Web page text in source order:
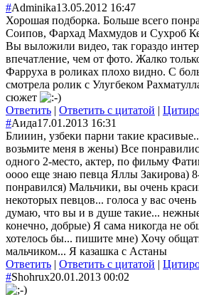
#Adminika13.05.2012 16:47
Хорошая подборка. Больше всего
Соипов, Фархад Махмудов и Сухроб
Вы выложили видео, так гораздо
впечатление, чем от фото. Жалко
Фарруха в роликах плохо видно. С
смотрела ролик с Улугбеком
сюжет
Ответить | Ответить с цитатой |
#Аида17.01.2013 16:31
Блииин, узбеки парни такие
возьмите меня в жены) Все
одного 2-место, актер, по фильму
оооо еще знаю певца Яллы Закирова)
понравился) Мальчики, вы очень
некоторых певцов... голоса у вас
думаю, что вы и в душе такие...
конечно, добрые) Я сама никогда не
хотелось бы... пишите мне) Хочу
мальчиком... Я казашка с Астаны
Ответить | Ответить с цитатой |
#Shohrux20.01.2013 00:02